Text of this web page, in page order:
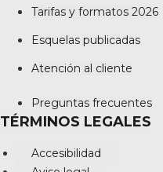
Tarifas y formatos 2026
Esquelas publicadas
Atención al cliente
Preguntas frecuentes
TÉRMINOS LEGALES
Accesibilidad